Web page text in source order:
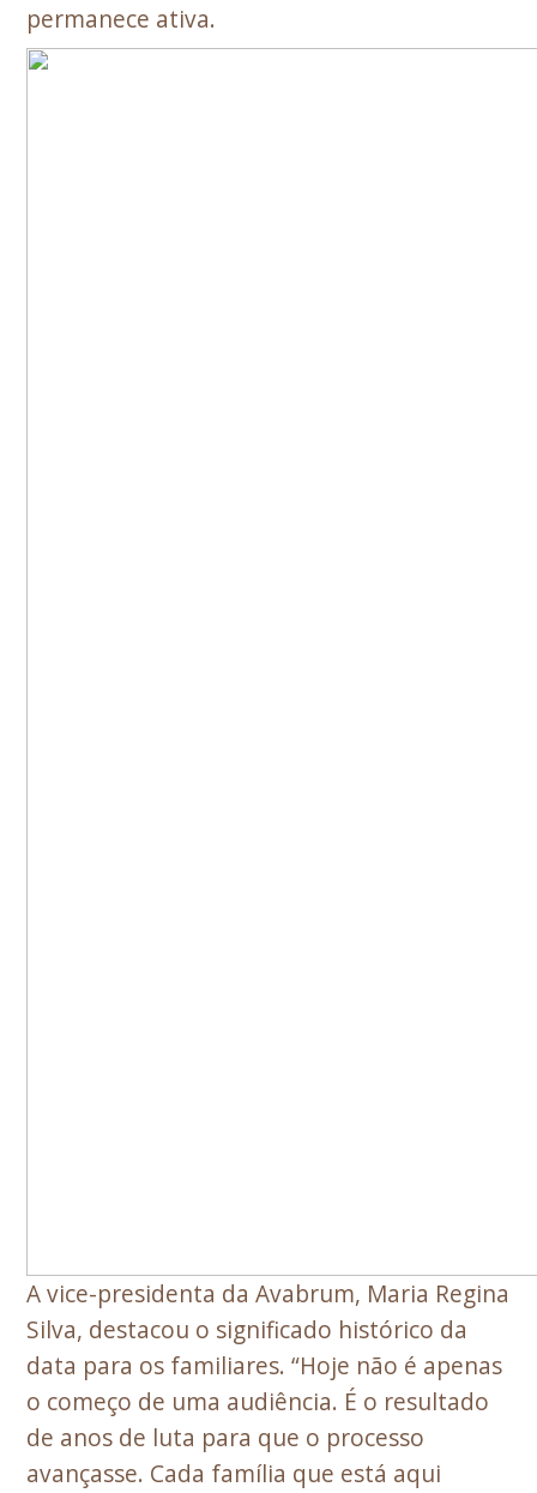
permanece ativa.
A vice-presidenta da Avabrum, Maria Regina
Silva, destacou o significado histórico da
data para os familiares. “Hoje não é apenas
o começo de uma audiência. É o resultado
de anos de luta para que o processo
avançasse. Cada família que está aqui